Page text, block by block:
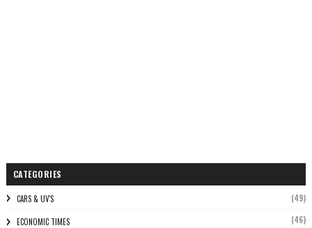
CATEGORIES
CARS & UV'S (49)
ECONOMIC TIMES (46)